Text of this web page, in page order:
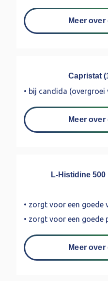
Meer
Capristat
• bij candida (overgroei
Meer
L-Histidine 500
• zorgt voor een goede
• zorgt voor een goede
Meer